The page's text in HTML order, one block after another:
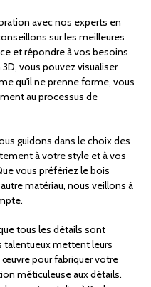
avec nos experts en
sur les meilleures
et répondre à vos besoins
vous pouvez visualiser
qu'il ne prenne forme, vous
au processus de
guidons dans le choix des
à votre style et à vos
vous préfériez le bois
matériau, nous veillons à
tous les détails sont
mettent leurs
pour fabriquer votre
méticuleuse aux détails.